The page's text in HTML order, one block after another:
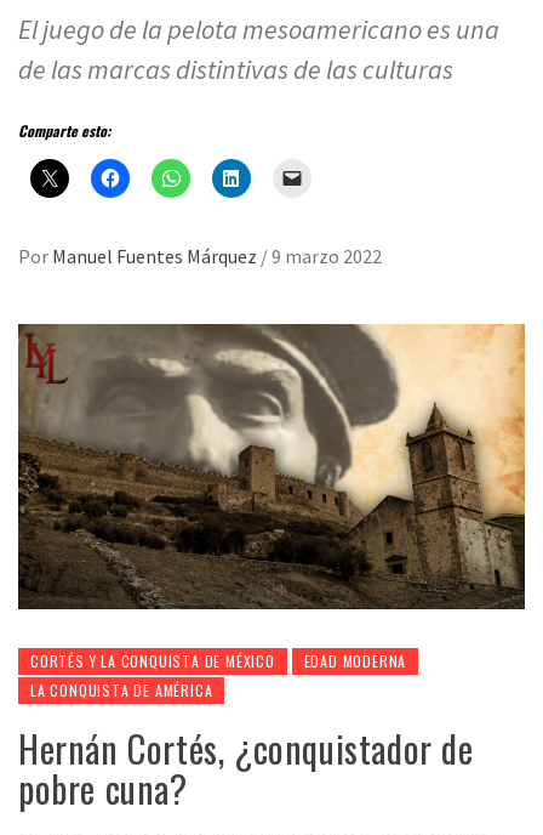
El juego de la pelota mesoamericano es una
de las marcas distintivas de las culturas
Comparte esto:
Por Manuel Fuentes Márquez /9 marzo 2022
CORTÉS Y LA CONQUISTA DE MÉXICO
EDAD MODERNA
LA CONQUISTA DE AMÉRICA
Hernán Cortés, ¿conquistador de
pobre cuna?